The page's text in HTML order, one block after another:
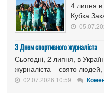
4 липня в
Кубка
З Днем спортивного журналіста
Сьогодні, 2 липня, в
журналіста – свято людей,
02.07.2026 10:59